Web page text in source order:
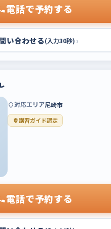
電話で予約する
問い合わせる(入力30秒) ›
対応エリア尼崎市
講習ガイド認定
電話で予約する